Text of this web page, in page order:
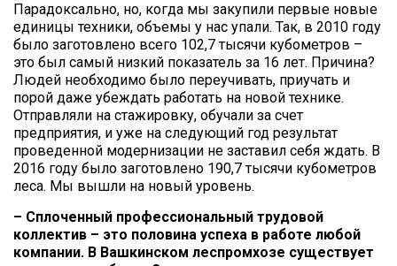
Парадоксально, но, когда мы закупили первые новые
единицы техники, объемы у нас упали. Так, в 2010 году
было заготовлено всего 102,7 тысячи кубометров –
это был самый низкий показатель за 16 лет. Причина?
Людей необходимо было переучивать, приучать и
порой даже убеждать работать на новой технике.
Отправляли на стажировку, обучали за счет
предприятия, и уже на следующий год результат
проведенной модернизации не заставил себя ждать. В
2016 году было заготовлено 190,7 тысячи кубометров
леса. Мы вышли на новый уровень.
– Сплоченный профессиональный трудовой
коллектив – это половина успеха в работе любой
компании. В Вашкинском леспромхозе существует